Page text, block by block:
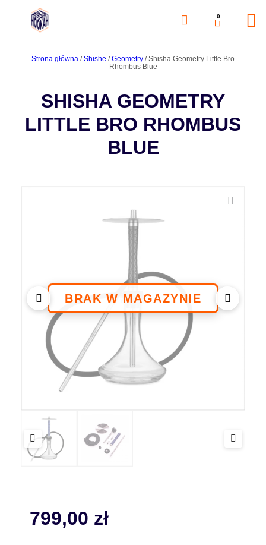
0
Strona główna /Shishe /Geometry / Shisha Geometry Little Bro
Rhombus Blue
SHISHA GEOMETRY
LITTLE BRO RHOMBUS
BLUE
799,00 zł